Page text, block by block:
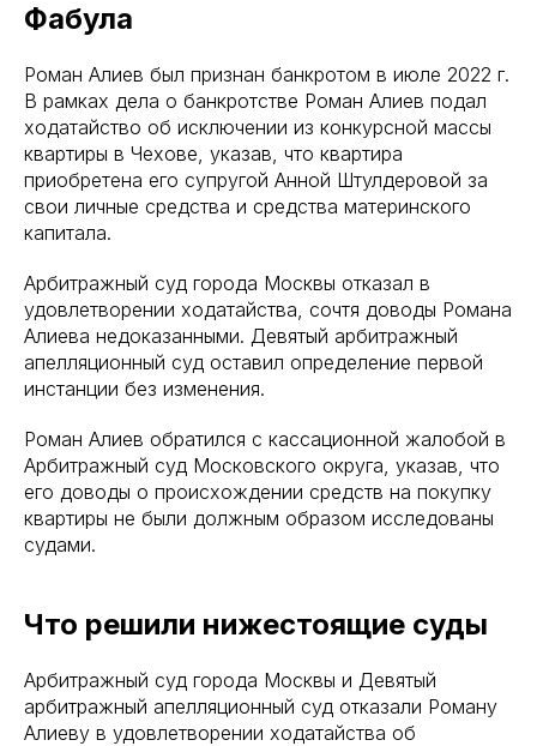
Фабула
Роман Алиев был признан банкротом в июле 2022 г.
В рамках дела о банкротстве Роман Алиев подал
ходатайство об исключении из конкурсной массы
квартиры в Чехове, указав, что квартира
приобретена его супругой Анной Штулдеровой за
свои личные средства и средства материнского
капитала.
Арбитражный суд города Москвы отказал в
удовлетворении ходатайства, сочтя доводы Романа
Алиева недоказанными. Девятый арбитражный
апелляционный суд оставил определение первой
инстанции без изменения.
Роман Алиев обратился с кассационной жалобой в
Арбитражный суд Московского округа, указав, что
его доводы о происхождении средств на покупку
квартиры не были должным образом исследованы
судами.
Что решили нижестоящие суды
Арбитражный суд города Москвы и Девятый
арбитражный апелляционный суд отказали Роману
Алиеву в удовлетворении ходатайства об